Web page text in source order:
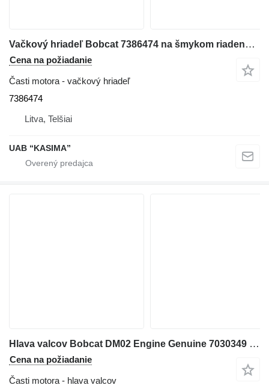
Vačkový hriadeľ Bobcat 7386474 na šmykom riadeného nakladača Bobcat S76
Cena na požiadanie
Časti motora - vačkový hriadeľ
7386474
Litva, Telšiai
UAB “KASIMA”
Hlava valcov Bobcat DM02 Engine Genuine 7030349 7030422 na šmykom riadeného nakladača Bobcat S76
Cena na požiadanie
Časti motora - hlava valcov